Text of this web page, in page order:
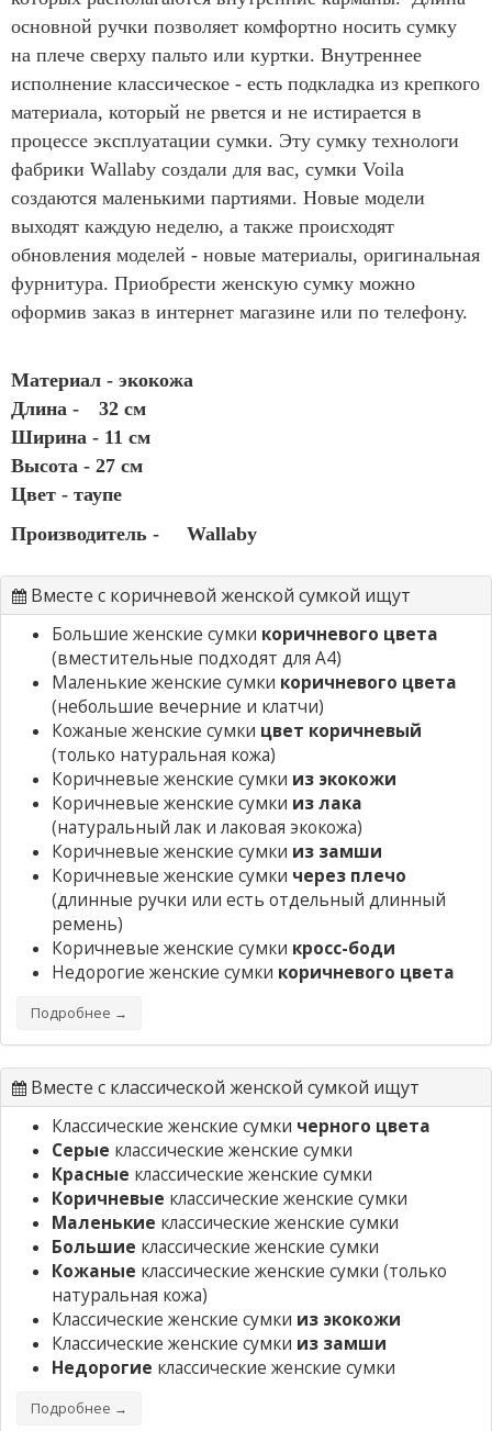
основной ручки позволяет комфортно носить сумку
на плече сверху пальто или куртки. Внутреннее
исполнение классическое - есть подкладка из крепкого
материала, который не рвется и не истирается в
процессе эксплуатации сумки. Эту сумку технологи
фабрики Wallaby создали для вас, сумки Voila
создаются маленькими партиями. Новые модели
выходят каждую неделю, а также происходят
обновления моделей - новые материалы, оригинальная
фурнитура. Приобрести женскую сумку можно
оформив заказ в интернет магазине или по телефону.
Материал - экокожа
Длина -
32 см
Ширина - 11 см
Высота - 27 см
Цвет - таупе
Производитель -
Wallaby
Вместе с коричневой женской сумкой ищут
Большие женские сумки коричневого цвета
(вместительные подходят для А4)
Маленькие женские сумки коричневого цвета
(небольшие вечерние и клатчи)
Кожаные женские сумки цвет коричневый
(только натуральная кожа)
Коричневые женские сумки из экокожи
Коричневые женские сумки из лака
(натуральный лак и лаковая экокожа)
Коричневые женские сумки из замши
Коричневые женские сумки через плечо
(длинные ручки или есть отдельный длинный
ремень)
Коричневые женские сумки кросс-боди
Недорогие женские сумки коричневого цвета
Подробнее →
Вместе с классической женской сумкой ищут
Классические женские сумки черного цвета
Серые классические женские сумки
Красные классические женские сумки
Коричневые классические женские сумки
Маленькие классические женские сумки
Большие классические женские сумки
Кожаные классические женские сумки (только
натуральная кожа)
Классические женские сумки из экокожи
Классические женские сумки из замши
Недорогие классические женские сумки
Подробнее →